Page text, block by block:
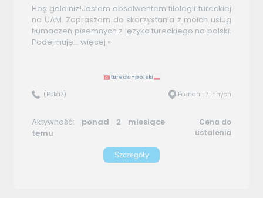
Hoş geldiniz!Jestem absolwentem filologii tureckiej
na UAM. Zapraszam do skorzystania z moich usług
tłumaczeń pisemnych z języka tureckiego na polski.
Podejmuję... więcej »
turecki–polski
(Pokaż) Poznań i 7 innych
Aktywność: ponad 2 miesiące
temu
Cena do
ustalenia
Szczegóły